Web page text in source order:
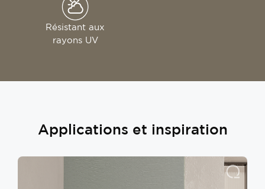
Résistant aux
rayons UV
Applications et inspiration